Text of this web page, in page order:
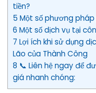
tiền?
5 Một số phương
6 Một số dịch vụ tại
7 Lợi ích khi sử dụng
Lão của Thành Công
8 📞 Liên hệ ngay để
giá nhanh chóng: